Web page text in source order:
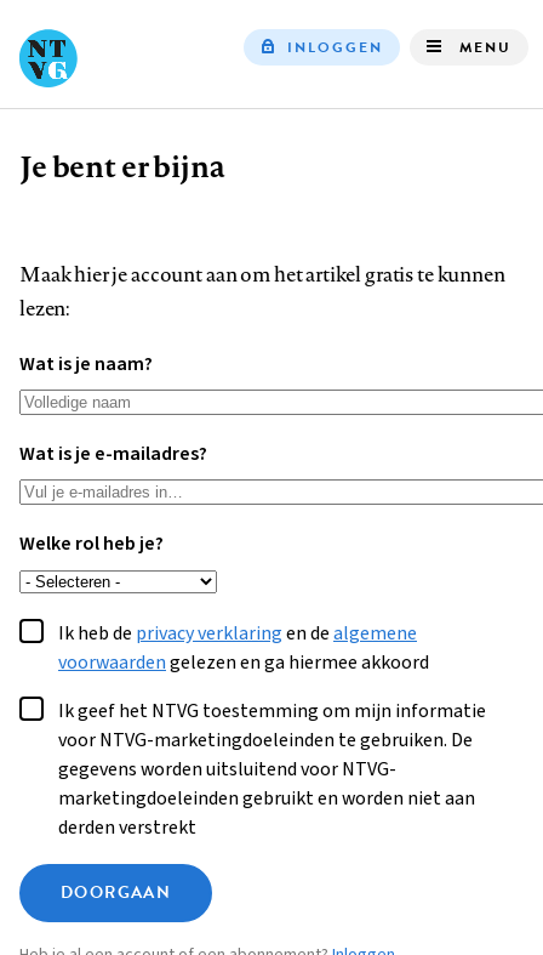
INLOGGEN MENU
Kruimelpad
Je bent er bijna
Maak hier je account aan om het artikel gratis te kunnen
lezen:
Wat is je naam?
Wat is je e-mailadres?
Welke rol heb je?
Ik heb de privacy verklaringen dealgemene
voorwaardengelezen en ga hiermee akkoord
Ik geef het NTVG toestemming om mijn informatie
voor NTVG-marketingdoeleinden te gebruiken. De
gegevens worden uitsluitend voor NTVG-
marketingdoeleinden gebruikt en worden niet aan
derden verstrekt
DOORGAAN